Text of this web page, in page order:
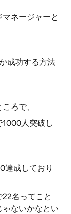
ネージャーと
成功する方法
ろで、
人突破し
達成しており
名ってこと
ないかなとい